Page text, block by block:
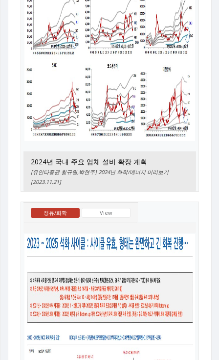
2024년 국내 주요 업체 설비 확장 계획
[유안타증권 황규원,박현주] 2024년 화학/에너지 미리보기
[2023.11.21]
정유/화학 View